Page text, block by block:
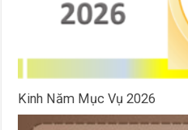
Kinh Năm Mục Vụ 2026